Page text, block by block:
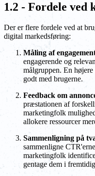
1.2 - Fordele ved
Der er flere fordele ved at
digital markedsføring:
Måling af
engagerende og
målgruppen. En
godt med brugerne.
Feedback om
præstationen af
marketingfolk
allokere ressourcer
Sammenligning på
sammenligne
marketingfolk
gentage dem i